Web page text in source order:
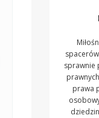
sprawnie
prawa